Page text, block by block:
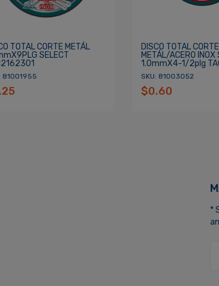
TOTAL CORTE METÁL
SELECT
81001955
DISCO TOTAL CORTE
METÁL/ACERO INOX
1.0mmX4-1/2plg
SKU: 81003052
$0.60
*